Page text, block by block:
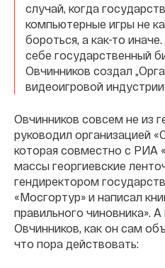
случай, когда
компьютерные игры не
бороться, а как-то
себе государственный
Овчинников создал
видеоигровой
Овчинников совсем не из
руководил организацией
которая совместно с РИА
массы георгиевские
гендиректором
«Мосгортур» и написал
правильного чиновника».
Овчинников, как он сам
что пора действовать: